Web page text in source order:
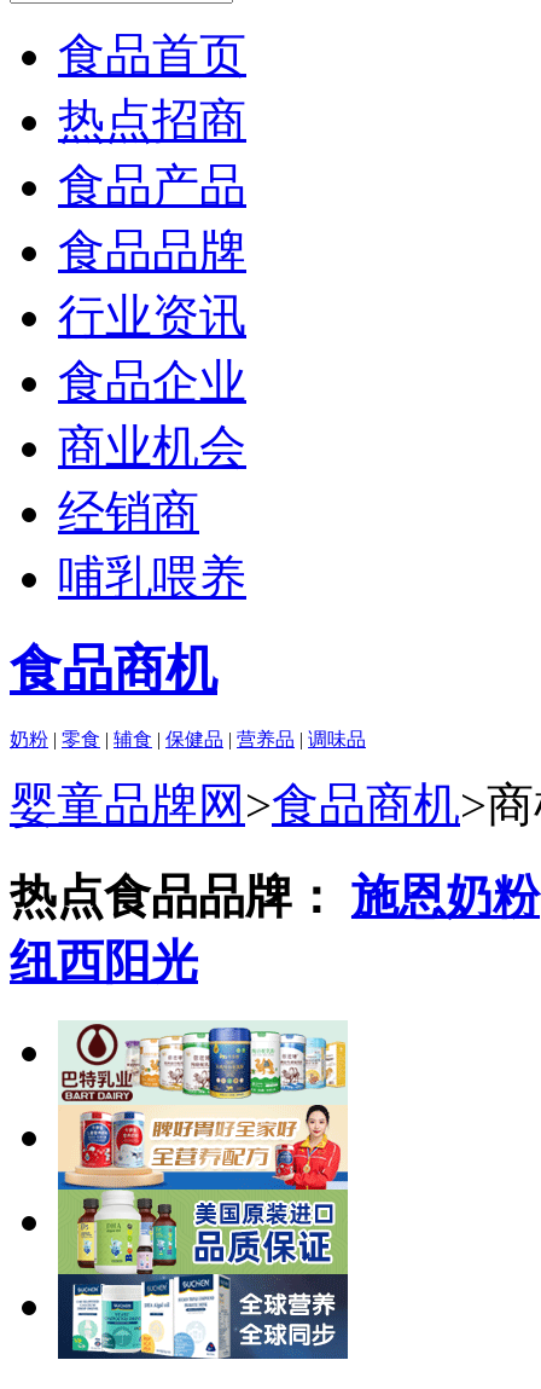
食品首页
热点招商
食品产品
食品品牌
行业资讯
食品企业
商业机会
经销商
哺乳喂养
食品商机
奶粉 | 零食 | 辅食 | 保健品 | 营养品 | 调味品
婴童品牌网 >食品商机>
热点食品品牌： 施恩奶粉
纽西阳光